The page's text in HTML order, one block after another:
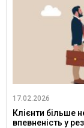
17.02.2026
Клієнти більше
впевненість у